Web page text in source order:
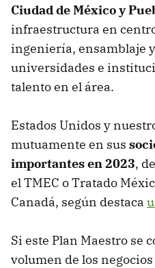
Ciudad de México y
infraestructura en
ingeniería, ensamblaje
universidades e
talento en el área.
Estados Unidos y
mutuamente en sus
importantes en 2023,
el TMEC o Tratado
Canadá, según destaca
Si este Plan Maestro se
volumen de los